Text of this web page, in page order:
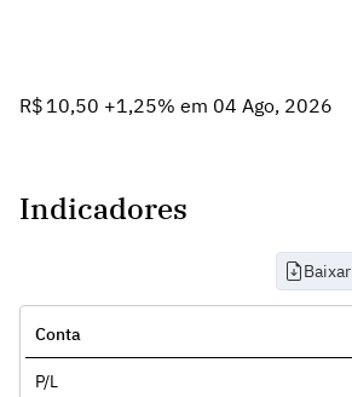
R$ 10,50 +1,25% em 04 Ago, 2026
Indicadores
Conta
P/L